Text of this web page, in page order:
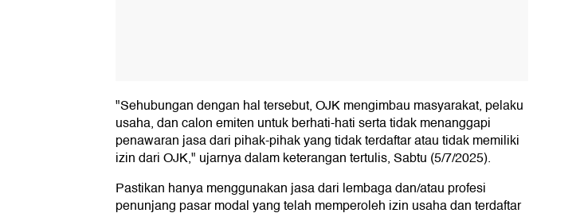
"Sehubungan dengan hal tersebut, OJK mengimbau masyarakat, pelaku
usaha, dan calon emiten untuk berhati-hati serta tidak menanggapi
penawaran jasa dari pihak-pihak yang tidak terdaftar atau tidak memiliki
izin dari OJK," ujarnya dalam keterangan tertulis, Sabtu (5/7/2025).
Pastikan hanya menggunakan jasa dari lembaga dan/atau profesi
penunjang pasar modal yang telah memperoleh izin usaha dan terdaftar